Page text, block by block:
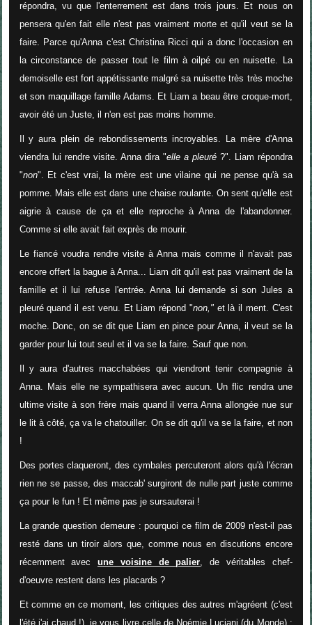
répondra, vu que l'enterrement est dans trois jours. Et nous on
pensera qu'en fait elle n'est pas vraiment morte et qu'il veut se la
faire. Parce qu'Anna c'est Christina Ricci qui a donc l'occasion en
la circonstance de passer tout le film à oilpé ou en nuisette. La
demoiselle est fort appétissante malgré sa nuisette très très moche
et son maquillage famille Adams. Et Liam a beau être croque-mort,
avoir été un Juste, il n'en est pas moins homme.
Il y aura plein de rebondissements incroyables. La mère d'Anna
viendra lui rendre visite. Anna dira "elle a pleuré?". Liam répondra
"non". Et c'est vrai, la mère est une vilaine qui ne pense qu'à sa
pomme. Mais elle est dans une chaise roulante. On sent qu'elle est
aigrie à cause de ça et elle reproche à Anna de l'abandonner.
Comme si elle avait fait exprès de mourir.
Le fiancé voudra rendre visite à Anna mais comme il n'avait pas
encore offert la bague à Anna... Liam dit qu'il est pas vraiment de la
famille et il lui refuse l'entrée. Anna lui demande si son Jules a
pleuré quand il est venu. Et Liam répond "non,"et là il ment. C'est
moche. Donc, on se dit que Liam en pince pour Anna, il veut se la
garder pour lui tout seul et il va se la faire. Sauf que non.
Il y aura d'autres macchabées qui viendront tenir compagnie à
Anna. Mais elle ne sympathisera avec aucun. Un flic rendra une
ultime visite à son frère mais quand il verra Anna allongée nue sur
le lit à côté, ça va le chatouiller. On se dit qu'il va se la faire, et non
!
Des portes claqueront, des cymbales percuteront alors qu'à l'écran
rien ne se passe, des maccab' surgiront de nulle part juste comme
ça pour le fun ! Et même pas je sursauterai !
La grande question demeure : pourquoi ce film de 2009 n'est-il pas
resté dans un tiroir alors que, comme nous en discutions encore
récemment avecune voisine depalier , de véritables chef-
d'oeuvre restent dans les placards ?
Et comme en ce moment, les critiques des autres m'agréent (c'est
l'été j'ai chaud !), je vous livre celle de Noémie Luciani (du Monde) :